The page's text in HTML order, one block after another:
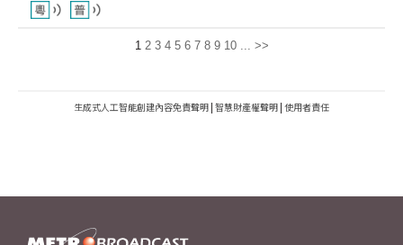
1 2 3 4 5 6 7 8 9 10 ... >>
生成式人工智能創建內容免責聲明 | 智慧財產權聲明 | 使用者責任